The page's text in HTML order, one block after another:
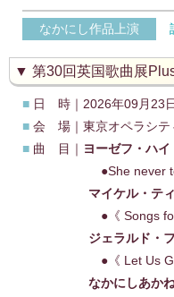
なかにし作品上演
第30回英国歌曲展
■ 日 時｜2026年09月23
■ 会 場｜東京オペラシテ
■ 曲 目｜ ヨーゼフ・ハ
●She never told her
マイケル・テ
●《 Songs for Ariel
ジェラルド・
●《 Let Us Garlands
なかにしあか